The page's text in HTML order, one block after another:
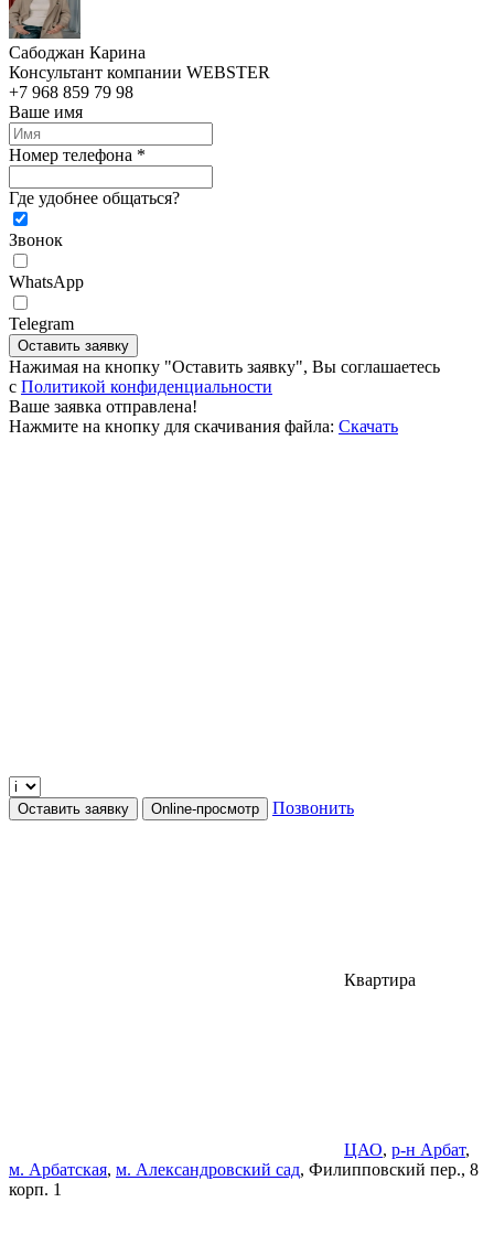
Сабоджан Карина
Консультант компании WEBSTER
+7 968 859 79 98
Ваше имя
Номер телефона *
Где удобнее общаться?
Звонок
WhatsApp
Telegram
Оставить заявку
Нажимая на кнопку "Оставить заявку", Вы соглашаетесь
c Политикой конфиденциальности
Ваше заявка отправлена!
Нажмите на кнопку для скачивания файла: Скачать
Оставить заявку Online-просмотр Позвонить
Квартира
ЦАО, р-н Арбат,
м. Арбатская, м. Александровский сад, Филипповский пер., 8
корп. 1